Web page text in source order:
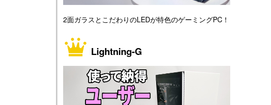
2面ガラスとこだわりのLEDが特色のゲーミングPC！
Lightning-G